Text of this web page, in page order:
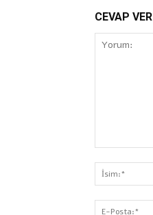
CEVAP VER